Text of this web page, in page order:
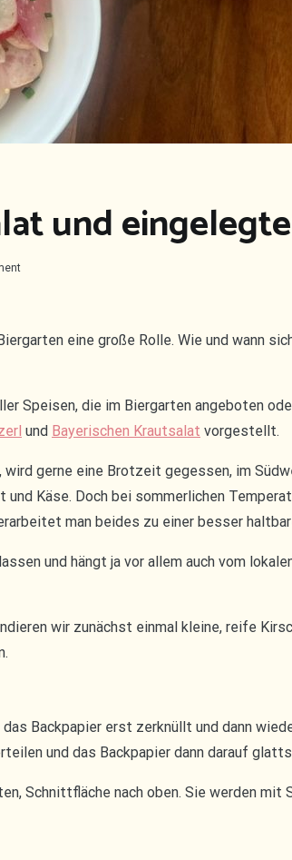
und
on
eingelegtereine große Rolle. Wie und wann
Speisen, die im Biergarten angeboten
und Bayerischen Krautsalat vorgestellt.
wird gerne eine Brotzeit gegessen, im
Käse. Doch bei sommerlichen
man beides zu einer besser
und hängt ja vor allem auch vom
wir zunächst einmal kleine, reife
das Backpapier erst zerknüllt und dann
und das Backpapier dann darauf
Schnittfläche nach oben. Sie werden